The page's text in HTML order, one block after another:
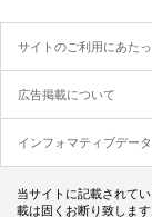
サイトのご利用にあた
広告掲載について
インフォマティブデー
当サイトに記載されて
載は固くお断り致します